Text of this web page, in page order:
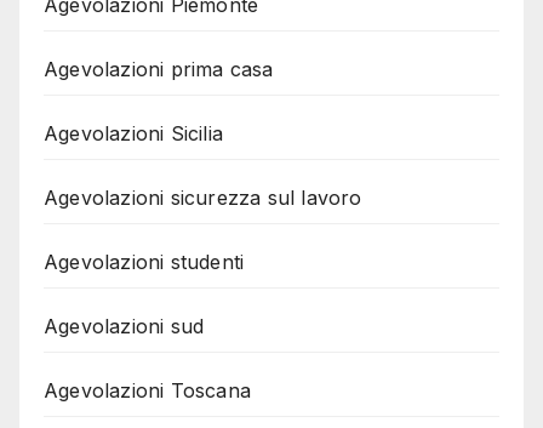
Agevolazioni prima casa
Agevolazioni Sicilia
Agevolazioni sicurezza sul lavoro
Agevolazioni studenti
Agevolazioni sud
Agevolazioni Toscana